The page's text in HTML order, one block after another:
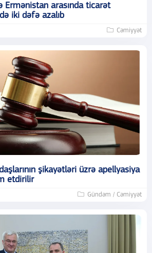
Ermənistan arasında ticarət
iki dəfə azalıb
Cəmiyyət
şikayətləri üzrə apellyasiya
etdirilir
Gündəm / Cəmiyyət